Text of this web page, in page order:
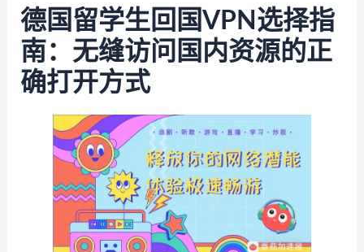
德国留学生回国VPN选择指
南：无缝访问国内资源的正
确打开方式